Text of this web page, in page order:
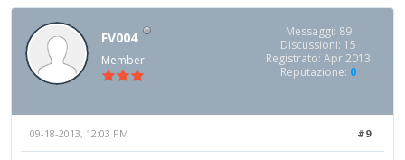
FV004
Member
Messaggi: 89
Discussioni: 15
Registrato: Apr 2013
Reputazione: 0
#9
09-18-2013, 12:03 PM